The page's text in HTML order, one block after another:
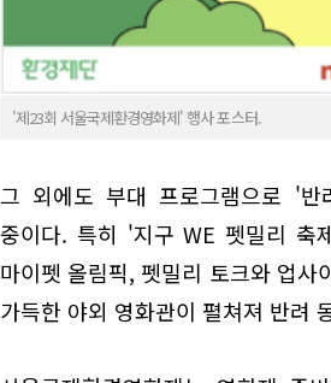
'제23회 서울국제환경영화제' 행사 포스터.
그 외에도 부대 프로그램으로 '반
중이다. 특히 '지구 WE 펫밀리 축
마이펫 올림픽, 펫밀리 토크와 업사
가득한 야외 영화관이 펼쳐져 반려